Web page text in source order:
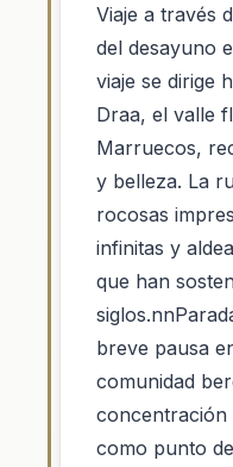
Viaje a través
del desayuno
viaje se dirige
Draa, el valle
Marruecos,
y belleza. La
rocosas
infinitas y
que han
breve pausa
comunidad
concentración
como punto